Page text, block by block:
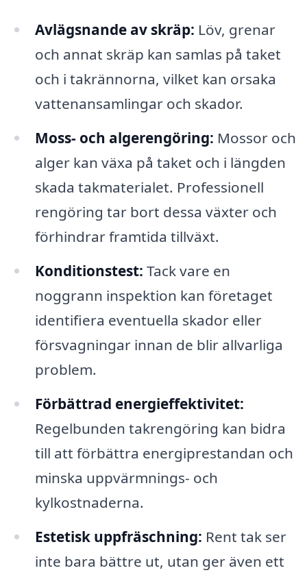
Avlägsnande av skräp: Löv, grenar
och annat skräp kan samlas på taket
och i takrännorna, vilket kan orsaka
vattenansamlingar och skador.
Moss- och algerengöring: Mossor och
alger kan växa på taket och i längden
skada takmaterialet. Professionell
rengöring tar bort dessa växter och
förhindrar framtida tillväxt.
Konditionstest: Tack vare en
noggrann inspektion kan företaget
identifiera eventuella skador eller
försvagningar innan de blir allvarliga
problem.
Förbättrad energieffektivitet:
Regelbunden takrengöring kan bidra
till att förbättra energiprestandan och
minska uppvärmnings- och
kylkostnaderna.
Estetisk uppfräschning: Rent tak ser
inte bara bättre ut, utan ger även ett